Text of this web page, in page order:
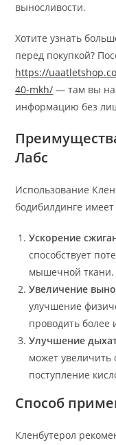
выносливости.
Хотите узнать
перед покупкой?
https://
40-mkh/ — там вы
информацию без
Лабс
Использование
бодибилдинге
Ускорение
способствует
мышечной ткани.
Увеличение
улучшение
проводить более
Улучшение
может увеличить
поступление
Способ
Кленбутерол